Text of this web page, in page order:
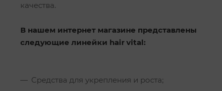
качества.
В нашем интернет магазине представлены
следующие линейки hair vital:
Средства для укрепления и роста;